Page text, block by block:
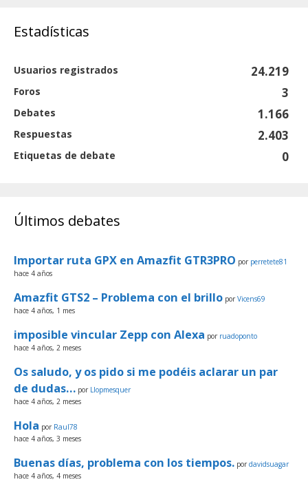
Estadísticas
Usuarios registrados 24.219
Foros 3
Debates 1.166
Respuestas 2.403
Etiquetas de debate 0
Últimos debates
Importar ruta GPX en Amazfit GTR3PRO por perretete81
hace 4 años
Amazfit GTS2 – Problema con el brillo porVicens69
hace 4 años, 1 mes
imposible vincular Zepp con Alexa por ruadoponto
hace 4 años, 2 meses
Os saludo, y os pido si me podéis aclarar un par
de dudas… por Llopmesquer
hace 4 años, 2 meses
Hola por Raul78
hace 4 años, 3 meses
Buenas días, problema con los tiempos. pordavidsuagar
hace 4 años, 4 meses